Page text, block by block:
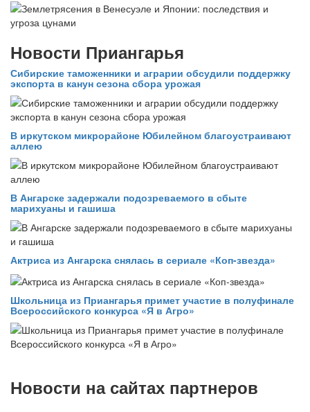
Новости Приангарья
Сибирские таможенники и аграрии обсудили поддержку
экспорта в канун сезона сбора урожая
В иркутском микрорайоне Юбилейном благоустраивают
аллею
В Ангарске задержали подозреваемого в сбыте
марихуаны и гашиша
Актриса из Ангарска снялась в сериале «Коп-звезда»
Школьница из Приангарья примет участие в полуфинале
Всероссийского конкурса «Я в Агро»
Новости на сайтах партнеров